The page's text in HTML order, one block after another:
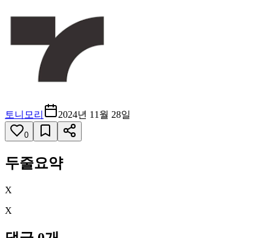
토니모리 2024년 11월 28일
0
두줄요약
X
X